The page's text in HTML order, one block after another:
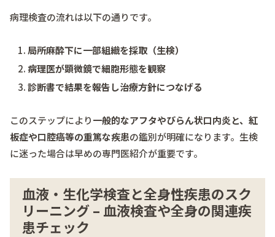
病理検査の流れは以下の通りです。
局所麻酔下に一部組織を採取（生検）
病理医が顕微鏡で細胞形態を観察
診断書で結果を報告し治療方針につなげる
このステップにより一般的なアフタやびらん状口内炎と、紅
板症や口腔癌等の重篤な疾患の鑑別が明確になります。生検
に迷った場合は早めの専門医紹介が重要です。
血液・生化学検査と全身性疾患のスク
リーニング – 血液検査や全身の関連疾
患チェック